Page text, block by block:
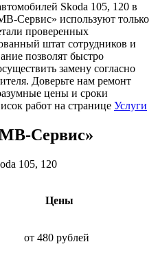
Skoda 105, 120 в
Сервис» используют только
проверенных
штат сотрудников и
позволят быстро
замену согласно
Доверьте нам ремонт
цены и сроки
работ на странице Услуги
Сервис»
105, 120
Цены
от 480 рублей